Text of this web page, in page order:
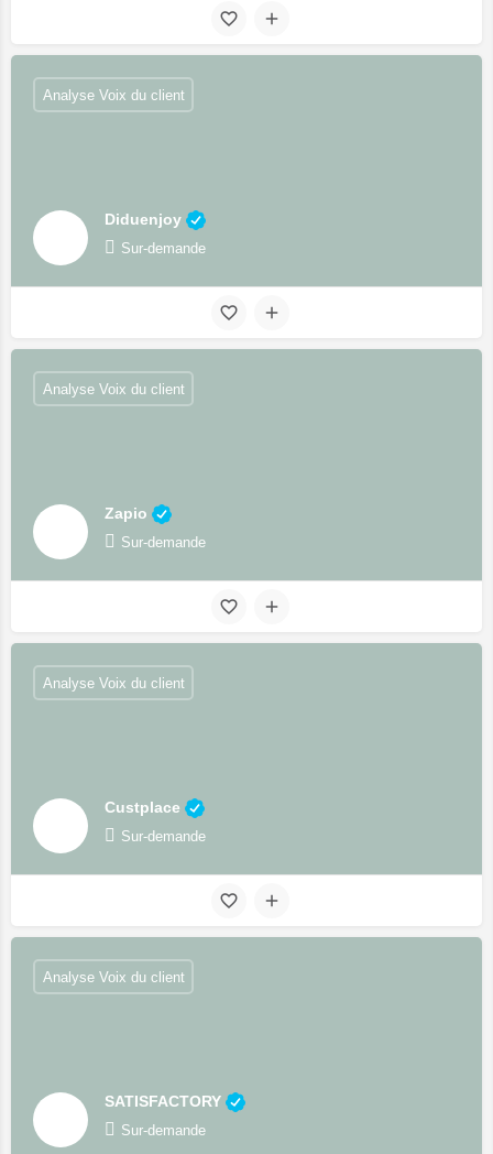
Diduenjoy
Sur-demande
Analyse Voix du client
Zapio
Sur-demande
Analyse Voix du client
Custplace
Sur-demande
Analyse Voix du client
SATISFACTORY
Sur-demande
Analyse Voix du client